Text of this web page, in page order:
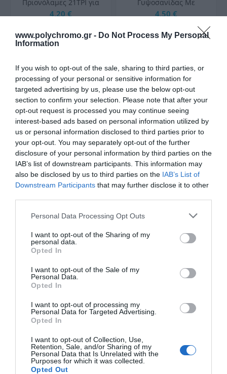
www.polychromo.gr - Do Not Process My Personal
Information
If you wish to opt-out of the sale, sharing to third parties, or
processing of your personal or sensitive information for
targeted advertising by us, please use the below opt-out
section to confirm your selection. Please note that after your
opt-out request is processed you may continue seeing
interest-based ads based on personal information utilized by
us or personal information disclosed to third parties prior to
your opt-out. You may separately opt-out of the further
disclosure of your personal information by third parties on the
IAB’s list of downstream participants. This information may
also be disclosed by us to third parties on the IAB’s List of
Downstream Participants that may further disclose it to other
Please note that this website/app uses one or more Google
not limited to your visit or usage behaviour. You may click to
grant or deny consent to Google and its third-party tags to
use your data for below specified purposes in below Google
consent section.
Personal Data Processing Opt Outs
I want to opt-out of the Sharing of my
personal data.
Opted In
I want to opt-out of the Sale of my
Personal Data.
Opted In
I want to opt-out of processing my
Personal Data for Targeted Advertising.
Opted In
I want to opt-out of Collection, Use,
Retention, Sale, and/or Sharing of my
Personal Data that Is Unrelated with the
Purposes for which it was collected.
Opted Out
Πριονόλαμες 21TPI για
Μέταλλο 75mm 5τμχ
4,20 €
Γυψοσανίδας Με
Χαλύβδινα Δόντια
4,50 €
Yato Σωληνοκόφτης Pvc
4,60 €
FFGroup Κόφτης